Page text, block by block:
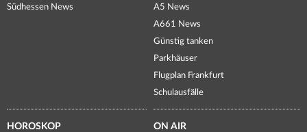
Südhessen News
A5 News
A661 News
Günstig tanken
Parkhäuser
Flugplan Frankfurt
Schulausfälle
HOROSKOP ON AIR